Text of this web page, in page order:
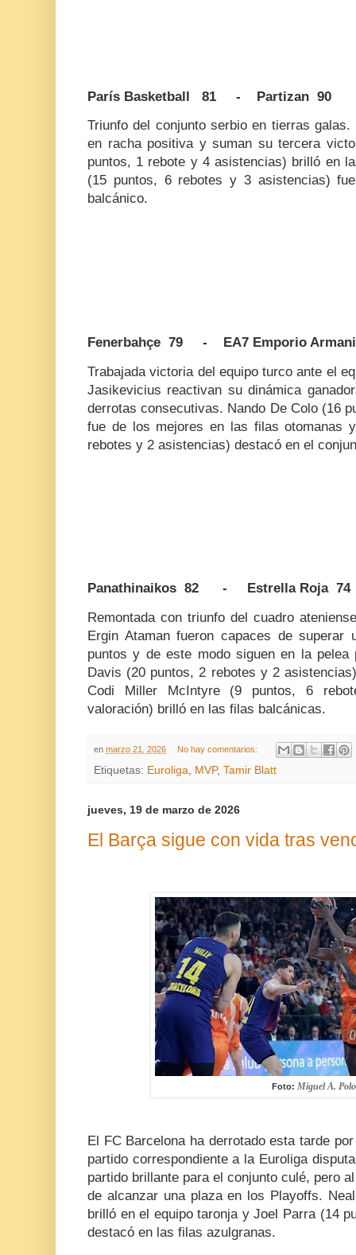
París Basketball 81 - Partizan 90
Triunfo del conjunto serbio en tierras
en racha positiva y suman su tercera
puntos, 1 rebote y 4 asistencias) brilló en
(15 puntos, 6 rebotes y 3 asistencias)
balcánico.
Fenerbahçe 79 - EA7 Emporio
Trabajada victoria del equipo turco ante el
Jasikevicius reactivan su dinámica
derrotas consecutivas. Nando De Colo (16
fue de los mejores en las filas otomanas
rebotes y 2 asistencias) destacó en el
Panathinaikos 82 - Estrella Roja 74
Remontada con triunfo del cuadro
Ergin Ataman fueron capaces de superar
puntos y de este modo siguen en la
Davis (20 puntos, 2 rebotes y 2
Codi Miller McIntyre (9 puntos, 6
valoración) brilló en las filas balcánicas.
en marzo 21, 2026 No hay comentarios:
Etiquetas: Euroliga, MVP, Tamir Blatt
jueves, 19 de marzo de 2026
El Barça sigue con vida tras
Foto: Miguel A. Polo
El FC Barcelona ha derrotado esta tarde
partido correspondiente a la Euroliga
partido brillante para el conjunto culé, pero
de alcanzar una plaza en los Playoffs.
brilló en el equipo taronja y Joel Parra (14
destacó en las filas azulgranas.